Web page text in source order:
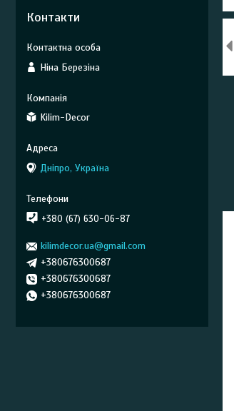
Контакти
Ніна Березіна
Kilim-Decor
Дніпро, Україна
+380 (67) 630-06-87
kilimdecor.ua@gmail.com
+380676300687
+380676300687
+380676300687